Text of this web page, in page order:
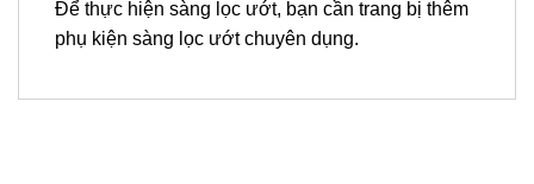
Để thực hiện sàng lọc ướt, bạn cần trang bị thêm
phụ kiện sàng lọc ướt chuyên dụng.